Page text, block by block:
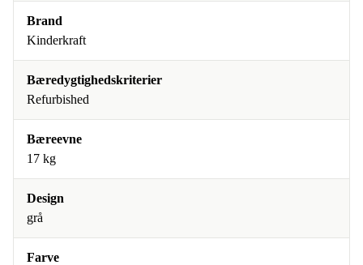
Brand
Kinderkraft
Bæredygtighedskriterier
Refurbished
Bæreevne
17 kg
Design
grå
Farve